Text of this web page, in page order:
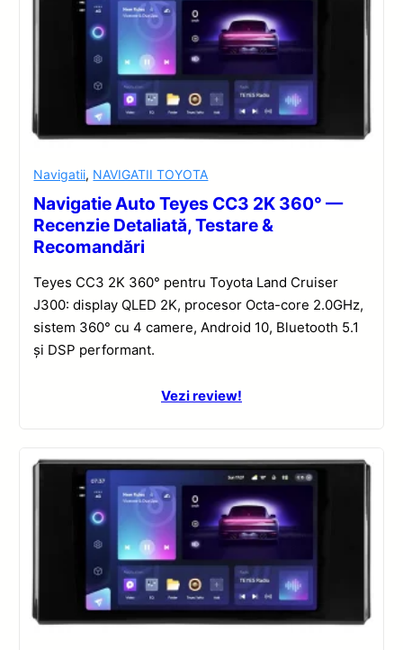
Navigatii, NAVIGATII TOYOTA
Navigatie Auto Teyes CC3 2K 360° —
Recenzie Detaliată, Testare &
Recomandări
Teyes CC3 2K 360° pentru Toyota Land Cruiser
J300: display QLED 2K, procesor Octa-core 2.0GHz,
sistem 360° cu 4 camere, Android 10, Bluetooth 5.1
și DSP performant.
Vezi review!